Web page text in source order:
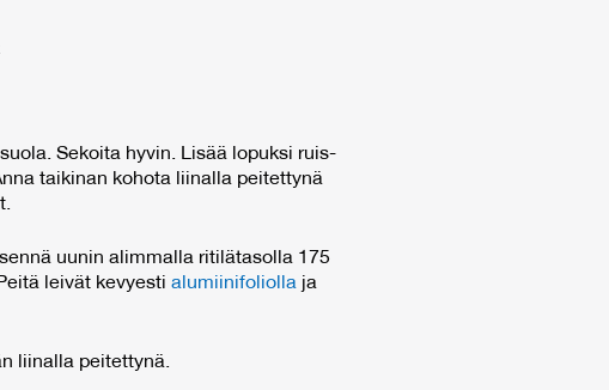
Sekoita hyvin. Lisää lopuksi ruis-
taikinan kohota liinalla peitettynä
uunin alimmalla ritilätasolla 175
leivät kevyesti alumiinifoliolla ja
liinalla peitettynä.